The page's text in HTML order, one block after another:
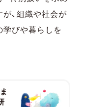
、組織や社会が
学びや暮らしを